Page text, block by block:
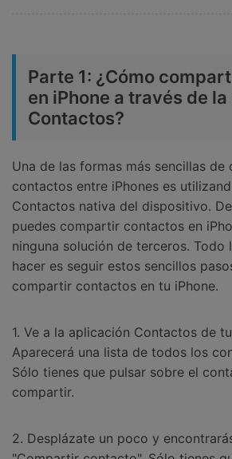
Parte 1: ¿Cómo
en iPhone a través de la
Contactos?
Una de las formas más sencillas de
contactos entre iPhones es
Contactos nativa del dispositivo.
puedes compartir contactos en
ninguna solución de terceros. Todo
hacer es seguir estos sencillos
compartir contactos en tu iPhone.
1. Ve a la aplicación Contactos de
Aparecerá una lista de todos los
Sólo tienes que pulsar sobre el
compartir.
2. Desplázate un poco y